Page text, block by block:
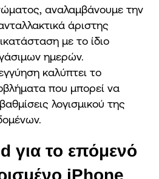
αναλαμβάνουμε την
άριστης
με το ίδιο
ημερών.
καλύπτει το
που μπορεί να
λογισμικού της
για το επόμενό
iPhone